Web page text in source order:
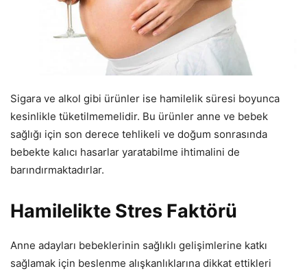
Sigara ve alkol gibi ürünler ise hamilelik süresi boyunca
kesinlikle tüketilmemelidir. Bu ürünler anne ve bebek
sağlığı için son derece tehlikeli ve doğum sonrasında
bebekte kalıcı hasarlar yaratabilme ihtimalini de
barındırmaktadırlar.
Hamilelikte Stres Faktörü
Anne adayları bebeklerinin sağlıklı gelişimlerine katkı
sağlamak için beslenme alışkanlıklarına dikkat ettikleri